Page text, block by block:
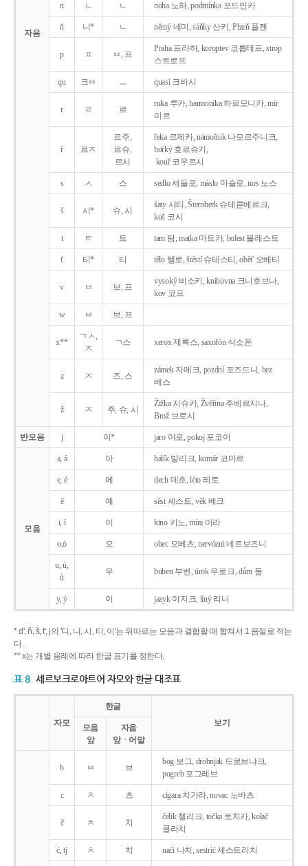
자음
n ㄴ ㄴ noha 노하, podmínka 포드민카
ň 니* ㄴ němý 네미, sáňky 산키, Plzeň 플젠
p ㅍ ㅂ, 프
Praha 프라하, koroptev 코롭테프, strop
스트로프
qu 크ㅂ ㅡ quasi 크바시
r ㄹ 르
ruka 루카, harmonika 하르모니카, mír
미르
ř 르ㅈ
르주,
르슈,
르시
řeka 르제카, námořník 나모르주니크,
hořký 호르슈키,
kouř 코우르시
s ㅅ 스 sedlo 세들로, máslo 마슬로, nos 노스
š 시* 슈, 시
šaty 샤티, Šternberk 슈테른베르크,
koš 코시
t ㅌ 트 tam 탐, matka 마트카, bolest 볼레스트
t' 티* 티 tělo 텔로, štěstí 슈테스티, obět' 오베티
v ㅂ 브, 프
vysoký 비소키, knihovna 크니호브나,
kov 코프
w ㅂ 브, 프
x**
ㄱㅅ,
ㅈ
ㄱ스 xerox 제록스, saxofón 삭소폰
z ㅈ 즈, 스
zámek 자메크, pozdní 포즈드니, bez
베스
ž ㅈ 주, 슈, 시
Žižka 지슈카, Žvěřina 주베르지나,
Brož 브로시
반모음 j 이* jaro 야로, pokoj 포코이
모음
a, á 아 balík 발리크, komár 코마르
e, é 에 dech 데흐, léto 레토
ě 예 sěst 셰스트, věk 베크
i, í 이 kino 키노, míra 미라
o,ó 오 obec 오베츠, nervózni 네르보즈니
u, ú,
ů
우 buben 부벤, úrok 우로크, dům 둠
y, ý 이 jazyk야지크, líný 리니
* d', ň, š, t', j의 '디, 니, 시, 티, 이'는 뒤따르는 모음과 결합할 때 합쳐서 1 음절로 적는
다.
** x는 개별 용례에 따라 한글 표기를 정한다.
표 8 세르보크로아트어 자모와 한글 대조표
자모
한글
보기
모음
앞
자음
앞ㆍ어말
b ㅂ 브
bog 보그, drobnjak 드로브냐크,
pogreb 포그레브
c ㅊ 츠 cigara 치가라, novac 노바츠
č ㅊ 치
čelik 첼리크, točka 토치카, kolač
콜라치
ć, tj ㅊ 치 naći 나치, sestrić 세스트리치